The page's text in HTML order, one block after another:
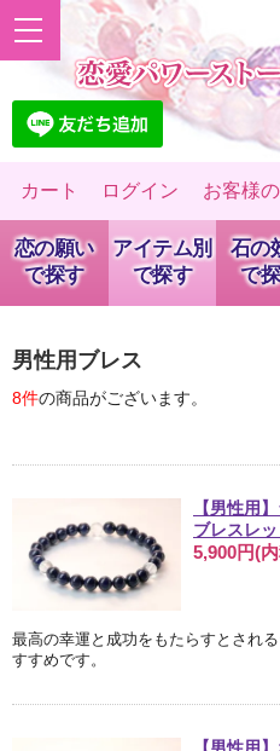
カート ログイン お客様
恋の願い
で探す
アイテム別
で探す
石の
で
男性用ブレス
8件の商品がございます。
【男性用
ブレスレッ
5,900円(
最高の幸運と成功をもたらすとされ
すすめです。